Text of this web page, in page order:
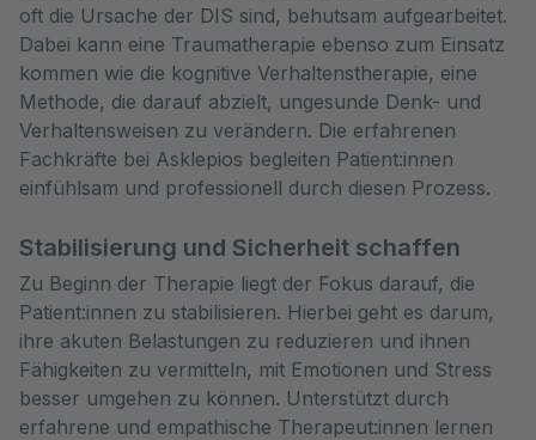
oft die Ursache der DIS sind, behutsam aufgearbeitet.
Dabei kann eine Traumatherapie ebenso zum Einsatz
kommen wie die kognitive Verhaltenstherapie, eine
Methode, die darauf abzielt, ungesunde Denk- und
Verhaltensweisen zu verändern. Die erfahrenen
Fachkräfte bei Asklepios begleiten Patient:innen
einfühlsam und professionell durch diesen Prozess.
Stabilisierung und Sicherheit schaffen
Zu Beginn der Therapie liegt der Fokus darauf, die
Patient:innen zu stabilisieren. Hierbei geht es darum,
ihre akuten Belastungen zu reduzieren und ihnen
Fähigkeiten zu vermitteln, mit Emotionen und Stress
besser umgehen zu können. Unterstützt durch
erfahrene und empathische Therapeut:innen lernen